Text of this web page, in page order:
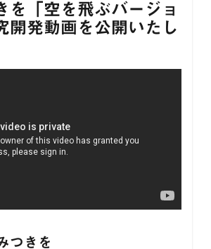
を「空を飛ぶバージョ
開発動画を公開いたし
つきを